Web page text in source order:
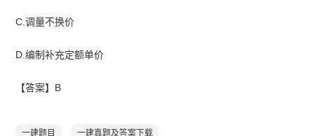
C.调量不换价
D.编制补充定额单价
【答案】B
一建题目 一建真题及答案下载